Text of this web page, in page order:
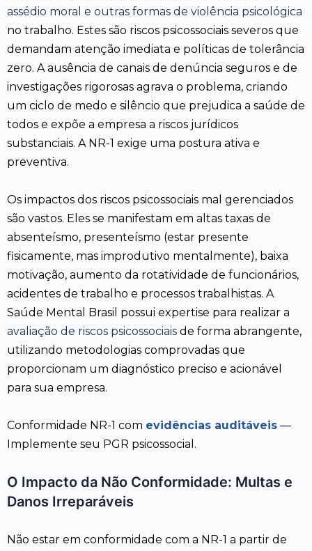
assédio moral e outras formas de violência psicológica
no trabalho. Estes são riscos psicossociais severos que
demandam atenção imediata e políticas de tolerância
zero. A ausência de canais de denúncia seguros e de
investigações rigorosas agrava o problema, criando
um ciclo de medo e silêncio que prejudica a saúde de
todos e expõe a empresa a riscos jurídicos
substanciais. A NR-1 exige uma postura ativa e
preventiva.
Os impactos dos riscos psicossociais mal gerenciados
são vastos. Eles se manifestam em altas taxas de
absenteísmo, presenteísmo (estar presente
fisicamente, mas improdutivo mentalmente), baixa
motivação, aumento da rotatividade de funcionários,
acidentes de trabalho e processos trabalhistas. A
Saúde Mental Brasil possui expertise para realizar a
avaliação de riscos psicossociais de forma abrangente,
utilizando metodologias comprovadas que
proporcionam um diagnóstico preciso e acionável
para sua empresa.
Conformidade NR-1 com evidências auditáveis —
Implemente seu PGR psicossocial.
O Impacto da Não Conformidade: Multas e
Danos Irreparáveis
Não estar em conformidade com a NR-1 a partir de